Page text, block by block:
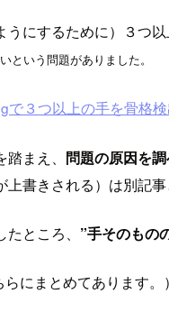
にするために）３つ
という問題がありました。
で３つ以上の手を骨格
踏まえ、 問題の原因を
書きされる）は別記事
ところ、 ”手そのもの
にまとめてあります。）